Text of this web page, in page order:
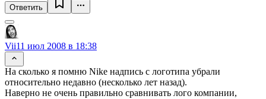
Ответить
Vii11 июл 2008 в 18:38
На сколько я помню Nike надпись с логотипа убрали
относительно недавно (несколько лет назад).
Наверно не очень правильно сравнивать лого компании,